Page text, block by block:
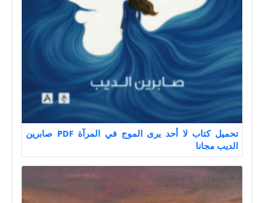
تحميل كتاب لا أحد يرى الموج في المرآة PDF صابرين
الديب مجانا